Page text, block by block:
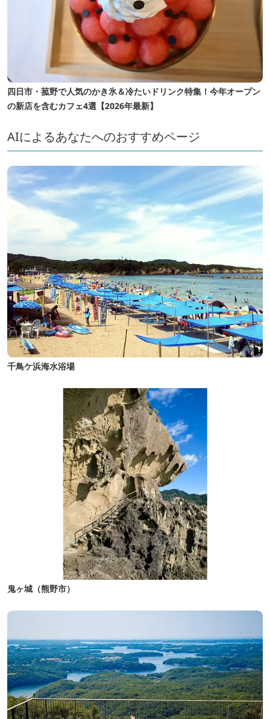
四日市・菰野で人気のかき氷＆冷たいドリンク特集！今年オープン
の新店を含むカフェ4選【2026年最新】
AIによるあなたへのおすすめページ
千鳥ケ浜海水浴場
鬼ヶ城（熊野市）